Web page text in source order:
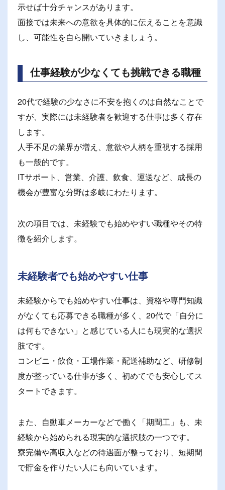
示せば十分チャンスがあります。
面接では未来への意欲を具体的に伝えることを意識
し、可能性を自ら開いていきましょう。
仕事経験が少なくても挑戦できる職種
20代で経験の少なさに不安を抱くのは自然なことで
すが、実際には未経験者を歓迎する仕事は多く存在
します。
人手不足の業界が増え、意欲や人柄を重視する採用
も一般的です。
ITサポート、営業、介護、飲食、運送など、成長の
機会が豊富な分野は多岐にわたります。
次の項目では、未経験でも始めやすい職種やその特
徴を紹介します。
未経験者でも始めやすい仕事
未経験からでも始めやすい仕事は、資格や専門知識
がなくても応募できる職種が多く、20代で「自分に
は何もできない」と感じている人にも現実的な選択
肢です。
コンビニ・飲食・工場作業・配送補助など、研修制
度が整っている仕事が多く、初めてでも安心してス
タートできます。
また、自動車メーカーなどで働く「期間工」も、未
経験から始められる現実的な選択肢の一つです。
寮完備や高収入などの待遇面が整っており、短期間
で貯金を作りたい人にも向いています。